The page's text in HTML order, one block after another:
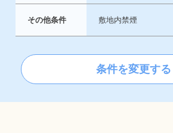
その他条件 敷地内禁煙
条件を変更する